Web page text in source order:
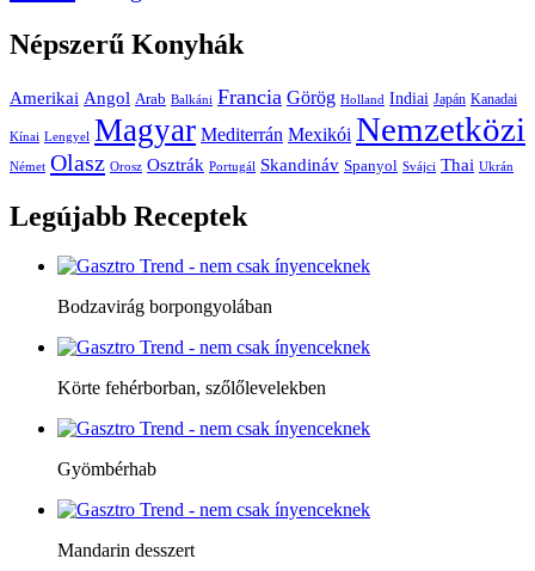
Népszerű Konyhák
Amerikai Angol Arab Balkáni Francia Görög Holland Indiai Japán Kanadai
Kínai Lengyel Magyar Mediterrán Mexikói Nemzetközi
Német Olasz Orosz Osztrák Portugál Skandináv Spanyol Svájci Thai Ukrán
Legújabb Receptek
Bodzavirág borpongyolában
Körte fehérborban, szőlőlevelekben
Gyömbérhab
Mandarin desszert